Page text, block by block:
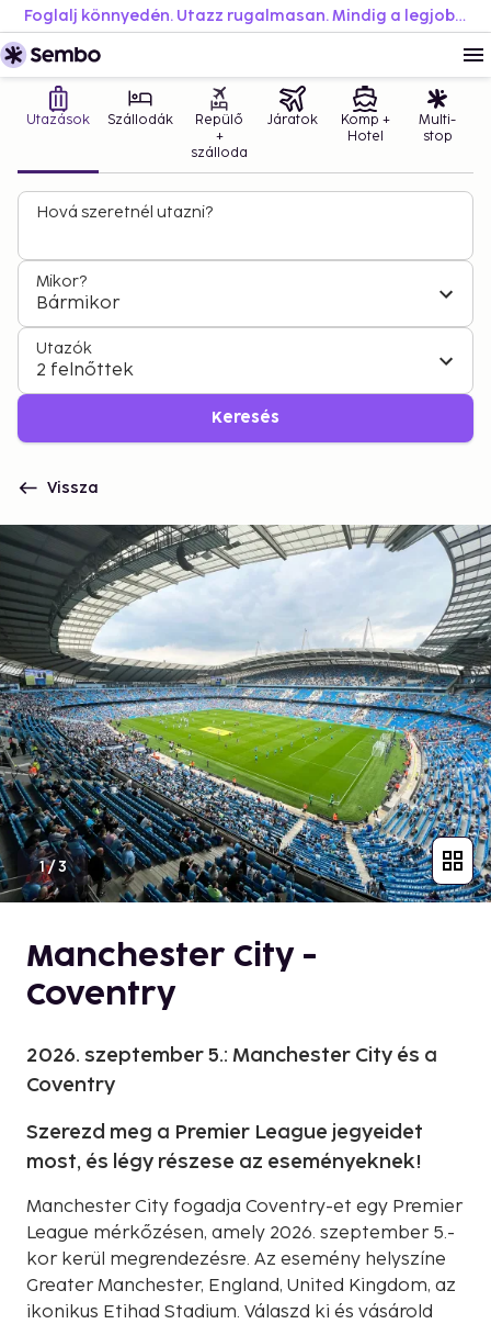
Foglalj könnyedén. Utazz rugalmasan. Mindig a legjobb áron.
Utazások Szállodák
Repülő
+
szálloda
Járatok
Komp +
Hotel
Multi-
stop
Hová szeretnél utazni?
Mikor?
Bármikor
Utazók
2 felnőttek
Keresés
Vissza
1/3
Manchester City -
Coventry
2026. szeptember 5.: Manchester City és a
Coventry
Szerezd meg a Premier League jegyeidet
most, és légy részese az eseményeknek!
Manchester City fogadja Coventry-et egy Premier
League mérkőzésen, amely 2026. szeptember 5.-
kor kerül megrendezésre. Az esemény helyszíne
Greater Manchester, England, United Kingdom, az
ikonikus Etihad Stadium. Válaszd ki és vásárold